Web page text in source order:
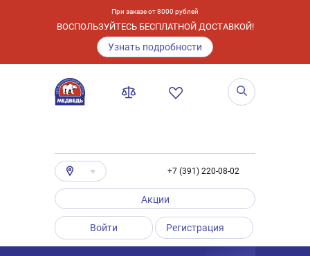
При заказе от 8000 рублей
ВОСПОЛЬЗУЙТЕСЬ БЕСПЛАТНОЙ ДОСТАВКОЙ!
Узнать подробности
+7 (391) 220-08-02
Акции
Войти Регистрация